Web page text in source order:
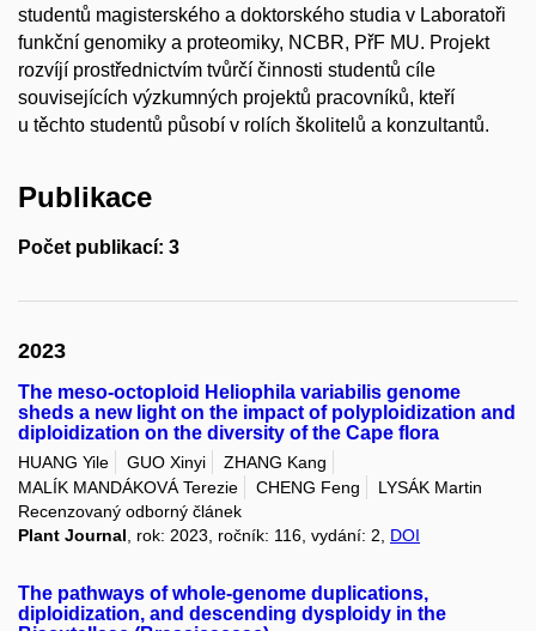
studentů magisterského a doktorského studia v Laboratoři
funkční genomiky a proteomiky, NCBR, PřF MU. Projekt
rozvíjí prostřednictvím tvůrčí činnosti studentů cíle
souvisejících výzkumných projektů pracovníků, kteří
u těchto studentů působí v rolích školitelů a konzultantů.
Publikace
Počet publikací: 3
2023
The meso-octoploid Heliophila variabilis genome
sheds a new light on the impact of polyploidization and
diploidization on the diversity of the Cape flora
HUANG Yile GUO Xinyi
ZHANG Kang
MALÍK MANDÁKOVÁ Terezie
CHENG Feng
LYSÁK Martin
Recenzovaný odborný článek
Plant Journal, rok: 2023, ročník: 116, vydání: 2, DOI
The pathways of whole-genome duplications,
diploidization, and descending dysploidy in the